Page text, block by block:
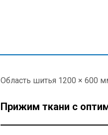
Область шитья 1200 × 600
Прижим ткани с